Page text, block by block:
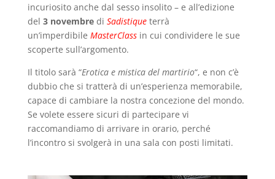
incuriosito anche dal sesso insolito – e all’edizione
del 3 novembre di Sadistiqueterrà
un’imperdibile MasterClassin cui condividere le sue
scoperte sull’argomento.
Il titolo sarà “Erotica e mistica del martirio“, e non c’è
dubbio che si tratterà di un’esperienza memorabile,
capace di cambiare la nostra concezione del mondo.
Se volete essere sicuri di partecipare vi
raccomandiamo di arrivare in orario, perché
l’incontro si svolgerà in una sala con posti limitati.